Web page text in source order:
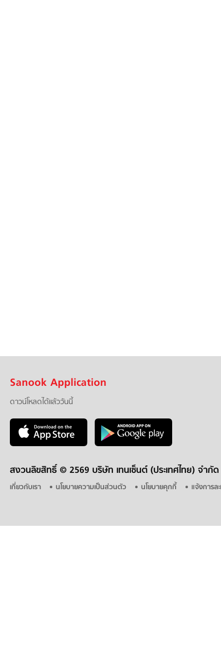
Sanook Application
ดาวน์โหลดได้แล้ววันนี้
สงวนลิขสิทธิ์ © 2569 บริษัท เทนเซ็นต์ (ประเทศไทย) จำกัด
เกี่ยวกับเรา นโยบายความเป็นส่วนตัว นโยบายคุกกี้ แจ้งการล